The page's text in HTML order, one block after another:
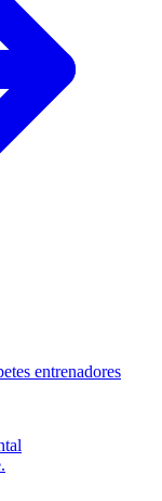
entrenadores